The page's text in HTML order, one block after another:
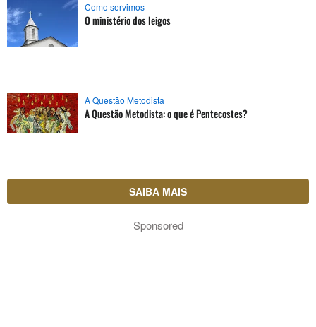
Como servimos
O ministério dos leigos
A Questão Metodista
A Questão Metodista: o que é Pentecostes?
SAIBA MAIS
Sponsored